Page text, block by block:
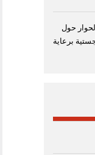
2026” يعزز الحوار حول
برعاية